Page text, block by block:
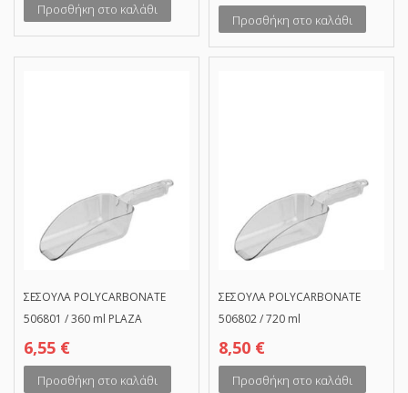
Προσθήκη στο καλάθι
Προσθήκη στο καλάθι
ΣΕΣΟΥΛΑ POLYCARBONATE
506801 / 360 ml PLAZA
6,55 €
Προσθήκη στο καλάθι
ΣΕΣΟΥΛΑ POLYCARBONATE
506802 / 720 ml
8,50 €
Προσθήκη στο καλάθι